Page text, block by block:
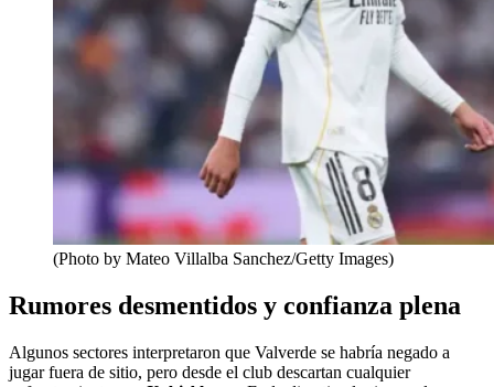
(Photo by Mateo Villalba Sanchez/Getty Images)
Rumores desmentidos y confianza plena
Algunos sectores interpretaron que Valverde se habría negado a
jugar fuera de sitio, pero desde el club descartan cualquier